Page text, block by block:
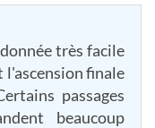
très facile
finale
passages
beaucoup